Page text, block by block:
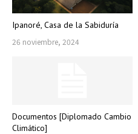
Ipanoré, Casa de la Sabiduría
26 noviembre, 2024
Documentos [Diplomado Cambio
Climático]